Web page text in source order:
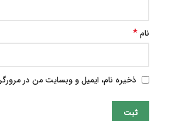
نام*
ذخیره نام، ایمیل و وبسایت من در